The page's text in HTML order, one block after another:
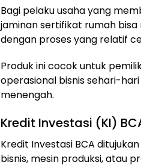
Bagi pelaku usaha yang
jaminan sertifikat rumah
dengan proses yang relatif
Produk ini cocok untuk
operasional bisnis sehari-
menengah.
Kredit Investasi (KI)
Kredit Investasi BCA
bisnis, mesin produksi, atau